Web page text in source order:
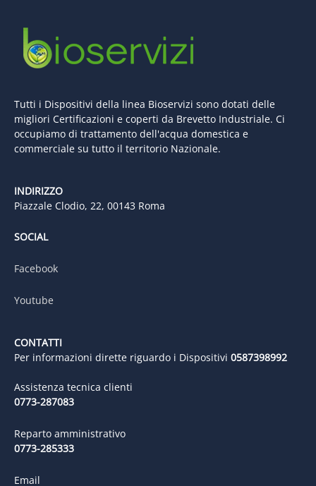
Tutti i Dispositivi della linea Bioservizi sono dotati delle
migliori Certificazioni e coperti da Brevetto Industriale. Ci
occupiamo di trattamento dell'acqua domestica e
commerciale su tutto il territorio Nazionale.
INDIRIZZO
Piazzale Clodio, 22, 00143 Roma
SOCIAL
Facebook
Youtube
CONTATTI
Per informazioni dirette riguardo i Dispositivi 0587398992
Assistenza tecnica clienti
0773-287083
Reparto amministrativo
0773-285333
Email